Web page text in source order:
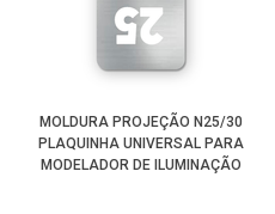
MOLDURA PROJEÇÃO N25/30
PLAQUINHA UNIVERSAL PARA
MODELADOR DE ILUMINAÇÃO